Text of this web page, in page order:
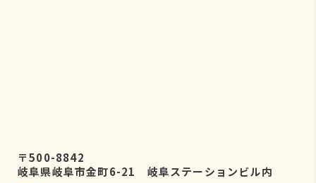
〒500-8842
岐阜県岐阜市金町6-21 岐阜ステーションビル内